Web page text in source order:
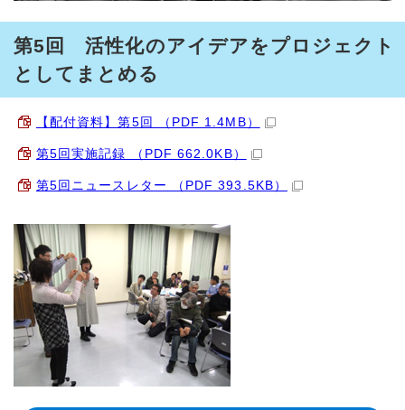
第5回 活性化のアイデアをプロジェクト
としてまとめる
【配付資料】第5回 （PDF 1.4MB）
第5回実施記録 （PDF 662.0KB）
第5回ニュースレター （PDF 393.5KB）